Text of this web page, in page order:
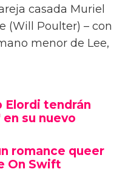
casada Muriel
(Will Poulter) – con
menor de Lee,
Elordi tendrán
su nuevo
romance queer
On Swift